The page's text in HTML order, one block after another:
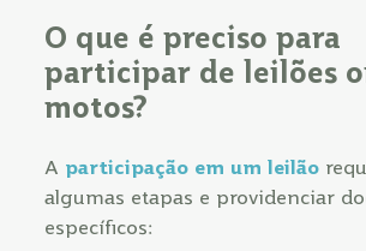
O que é preciso para
participar de leilões
motos?
A participação em um leilão
algumas etapas e providenciar
específicos: